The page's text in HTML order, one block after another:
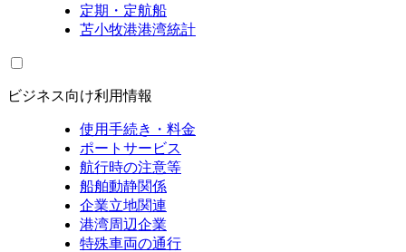
定期・定航船
苫小牧港港湾統計
ビジネス向け利用情報
使用手続き・料金
ポートサービス
航行時の注意等
船舶動静関係
企業立地関連
港湾周辺企業
特殊車両の通行